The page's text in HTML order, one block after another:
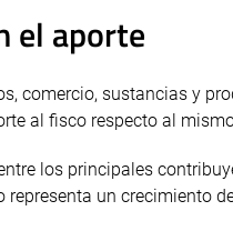
el aporte
comercio, sustancias y
al fisco respecto al
los principales
un crecimiento